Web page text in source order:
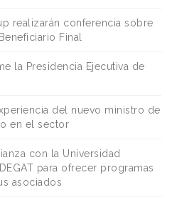
realizarán conferencia sobre
Final
la Presidencia Ejecutiva de
del nuevo ministro de
en el sector
con la Universidad
para ofrecer programas
asociados